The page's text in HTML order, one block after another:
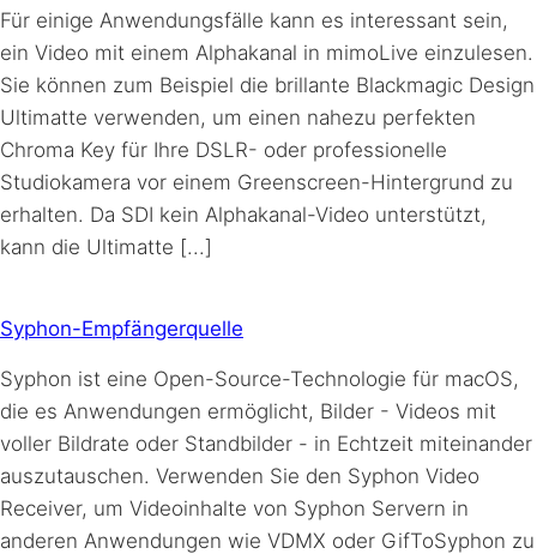
Für einige Anwendungsfälle kann es interessant sein,
ein Video mit einem Alphakanal in mimoLive einzulesen.
Sie können zum Beispiel die brillante Blackmagic Design
Ultimatte verwenden, um einen nahezu perfekten
Chroma Key für Ihre DSLR- oder professionelle
Studiokamera vor einem Greenscreen-Hintergrund zu
erhalten. Da SDI kein Alphakanal-Video unterstützt,
kann die Ultimatte [...]
Syphon-Empfängerquelle
Syphon ist eine Open-Source-Technologie für macOS,
die es Anwendungen ermöglicht, Bilder - Videos mit
voller Bildrate oder Standbilder - in Echtzeit miteinander
auszutauschen. Verwenden Sie den Syphon Video
Receiver, um Videoinhalte von Syphon Servern in
anderen Anwendungen wie VDMX oder GifToSyphon zu